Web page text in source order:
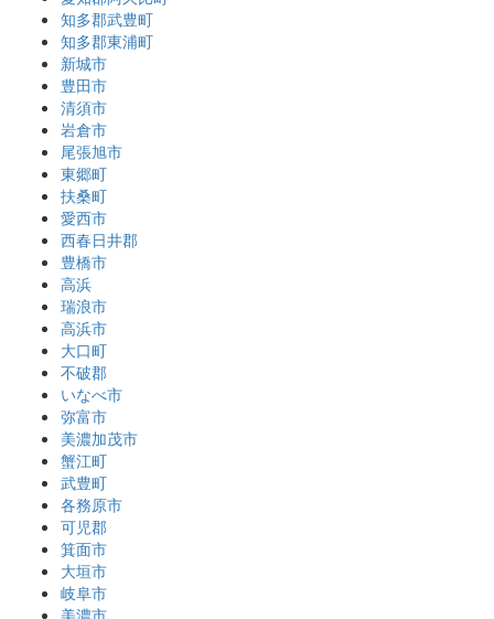
知多郡武豊町
知多郡東浦町
新城市
豊田市
清須市
岩倉市
尾張旭市
東郷町
扶桑町
愛西市
西春日井郡
豊橋市
高浜
瑞浪市
高浜市
大口町
不破郡
いなべ市
弥富市
美濃加茂市
蟹江町
武豊町
各務原市
可児郡
箕面市
大垣市
岐阜市